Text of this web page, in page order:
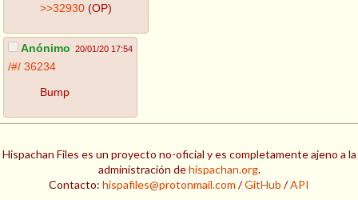
>>32930 (OP)
Anónimo 20/01/20 17:54
/#/ 36234
Bump
Hispachan Files es un proyecto no-oficial y es completamente ajeno a la
administración dehispachan.org.
Contacto: hispafiles@protonmail.com /GitHub /API